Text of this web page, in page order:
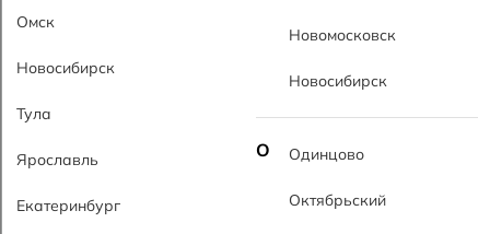
Омск
Новосибирск
Тула
Ярославль
Екатеринбург
Новомосковск
Новосибирск
О Одинцово
Октябрьский